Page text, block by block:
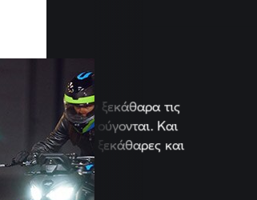
Ορατή δύναμη
Οι μοτοσικλέτες μας δείχνουν ξεκάθαρα τις
επιδόσεις τους. Θέλουν να ακούγονται. Και
θέλουν να φαίνονται: γυμνές, ξεκάθαρες και
μυώδεις.